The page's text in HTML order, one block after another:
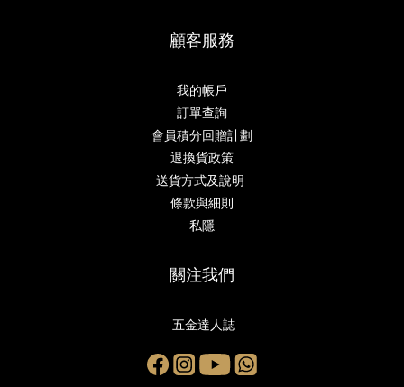
顧客服務
我的帳戶
訂單查詢
會員積分回贈計劃
退換貨政策
送貨方式及說明
條款與細則
私隱
關注我們
五金達人誌